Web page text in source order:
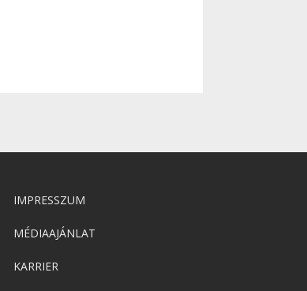
IMPRESSZUM
MÉDIAAJÁNLAT
KARRIER